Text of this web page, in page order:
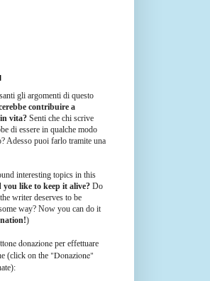
gli argomenti di questo
contribuire a
vita? Senti che chi scrive
di essere in qualche modo
Adesso puoi farlo tramite una
interesting topics in this
you like to keep it alive? Do
writer deserves to be
way? Now you can do it
)
donazione per effettuare
(click on the "Donazione"